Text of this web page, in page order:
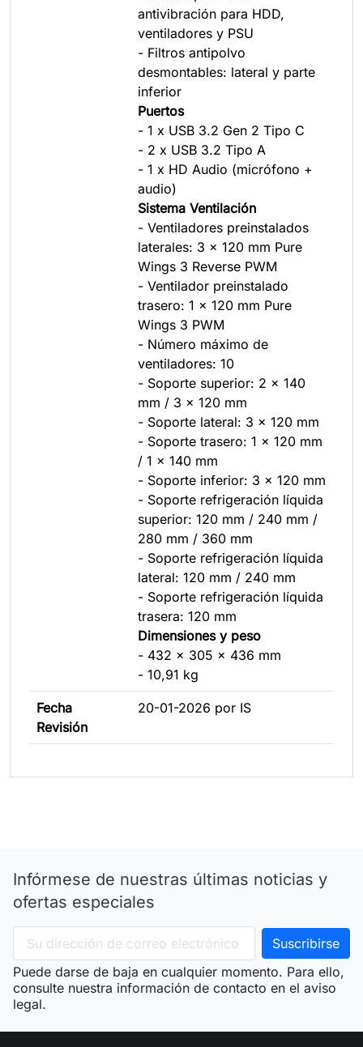
antivibración para HDD,
ventiladores y PSU
- Filtros antipolvo
desmontables: lateral y parte
inferior
Puertos
- 1 x USB 3.2 Gen 2 Tipo C
- 2 x USB 3.2 Tipo A
- 1 x HD Audio (micrófono +
audio)
Sistema Ventilación
- Ventiladores preinstalados
laterales: 3 x 120 mm Pure
Wings 3 Reverse PWM
- Ventilador preinstalado
trasero: 1 x 120 mm Pure
Wings 3 PWM
- Número máximo de
ventiladores: 10
- Soporte superior: 2 x 140
mm / 3 x 120 mm
- Soporte lateral: 3 x 120 mm
- Soporte trasero: 1 x 120 mm
/ 1 x 140 mm
- Soporte inferior: 3 x 120 mm
- Soporte refrigeración líquida
superior: 120 mm / 240 mm /
280 mm / 360 mm
- Soporte refrigeración líquida
lateral: 120 mm / 240 mm
- Soporte refrigeración líquida
trasera: 120 mm
Dimensiones y peso
- 432 x 305 x 436 mm
- 10,91 kg
Fecha
Revisión
20-01-2026 por IS
Infórmese de nuestras últimas noticias y
ofertas especiales
Puede darse de baja en cualquier momento. Para ello,
consulte nuestra información de contacto en el aviso
legal.